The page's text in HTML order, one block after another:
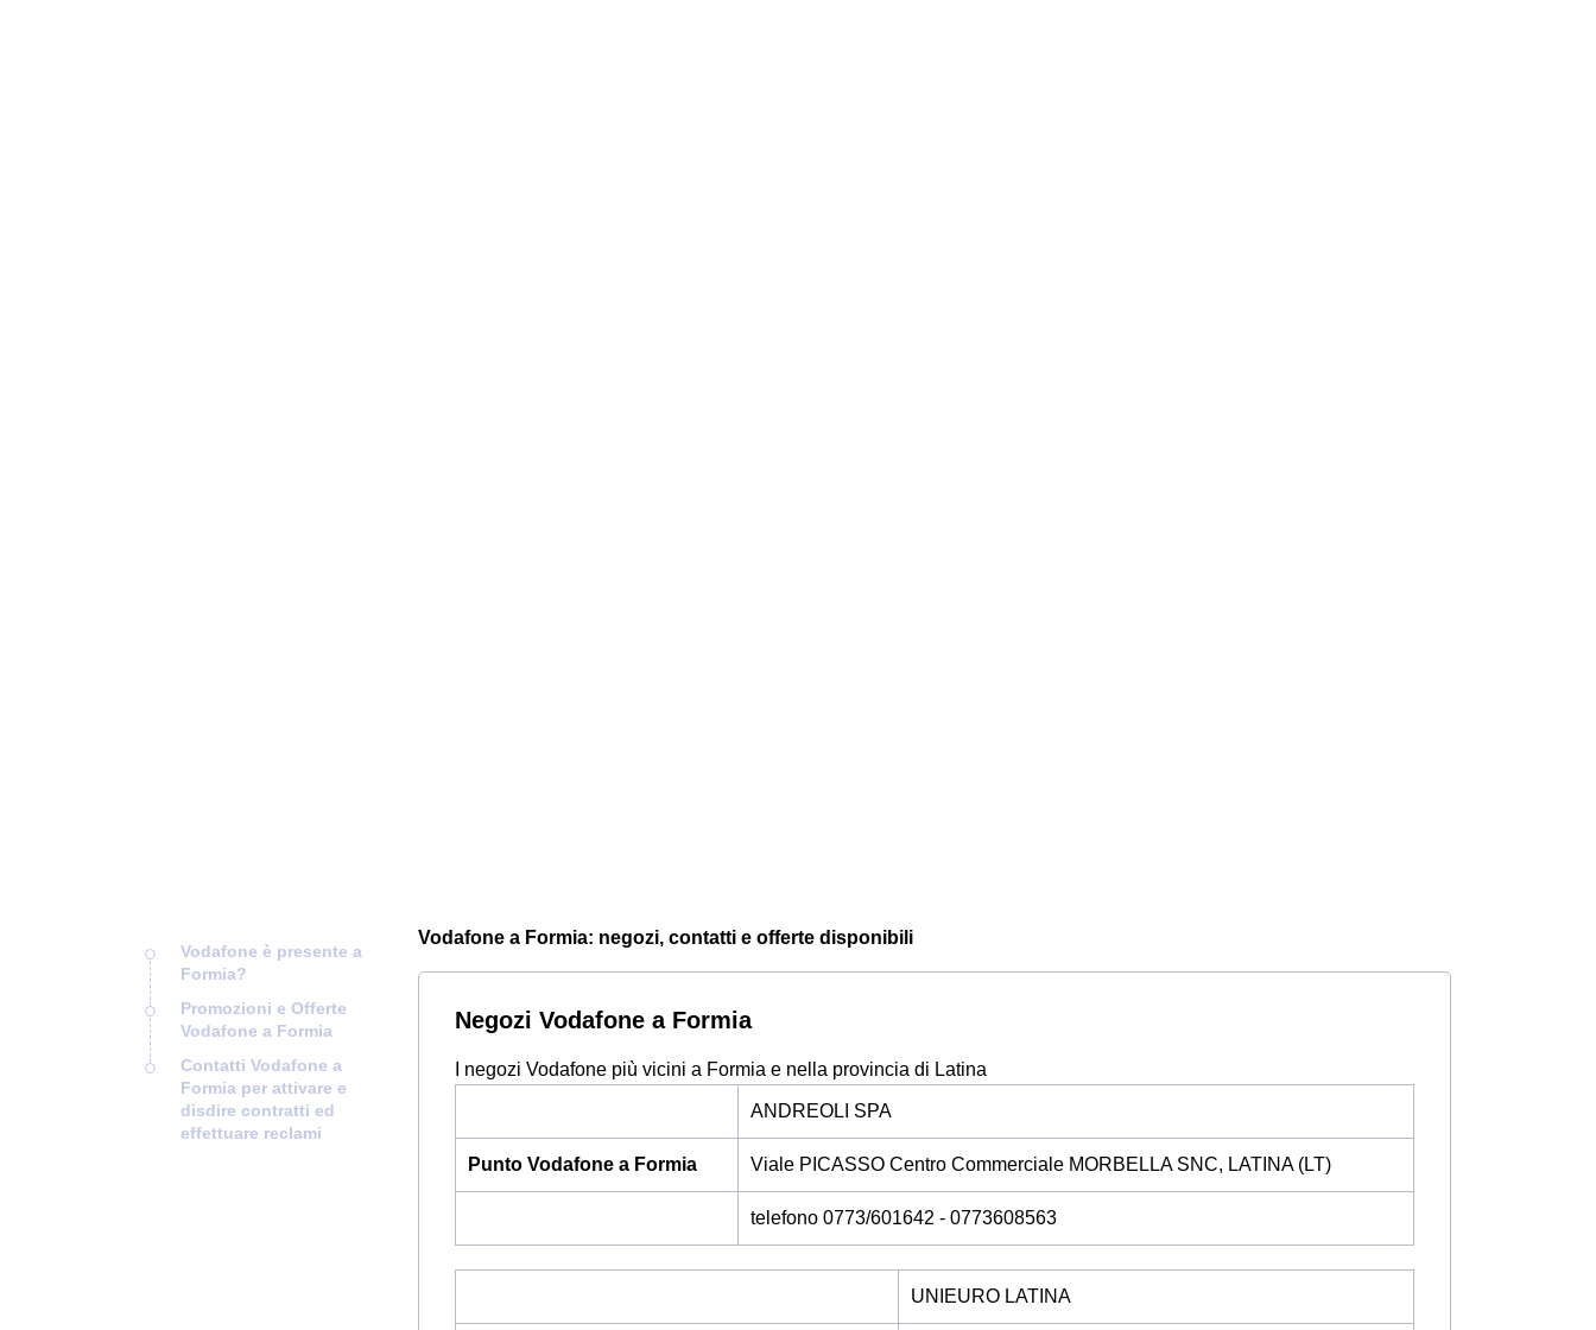
Vodafone è presente a
Formia?
Promozioni e Offerte
Vodafone a Formia
Contatti Vodafone a
Formia per attivare e
disdire contratti ed
effettuare reclami
Vodafone a Formia: negozi, contatti e offerte disponibili
Negozi Vodafone a Formia
I negozi Vodafone più vicini a Formia e nella provincia di Latina
ANDREOLI SPA
Punto Vodafone a Formia Viale PICASSO Centro Commerciale MORBELLA SNC, LATINA (LT)
telefono 0773/601642 - 0773608563
UNIEURO LATINA